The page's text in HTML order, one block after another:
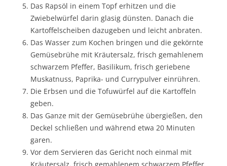
Das Rapsöl in einem Topf erhitzen und die
Zwiebelwürfel darin glasig dünsten. Danach die
Kartoffelscheiben dazugeben und leicht anbraten.
Das Wasser zum Kochen bringen und die gekörnte
Gemüsebrühe mit Kräutersalz, frisch gemahlenem
schwarzem Pfeffer, Basilikum, frisch geriebene
Muskatnuss, Paprika- und Currypulver einrühren.
Die Erbsen und die Tofuwürfel auf die Kartoffeln
geben.
Das Ganze mit der Gemüsebrühe übergießen, den
Deckel schließen und während etwa 20 Minuten
garen.
Vor dem Servieren das Gericht noch einmal mit
Kräutersalz, frisch gemahlenem schwarzem Pfeffer